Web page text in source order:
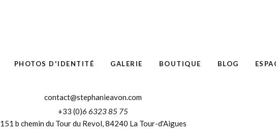
PHOTOS D'IDENTITÉ GALERIE BOUTIQUE BLOG
contact@stephanieavon.com
+33 (0)6 6323 85 75
151 b chemin du Tour du Revol, 84240 La Tour-d'Aigues